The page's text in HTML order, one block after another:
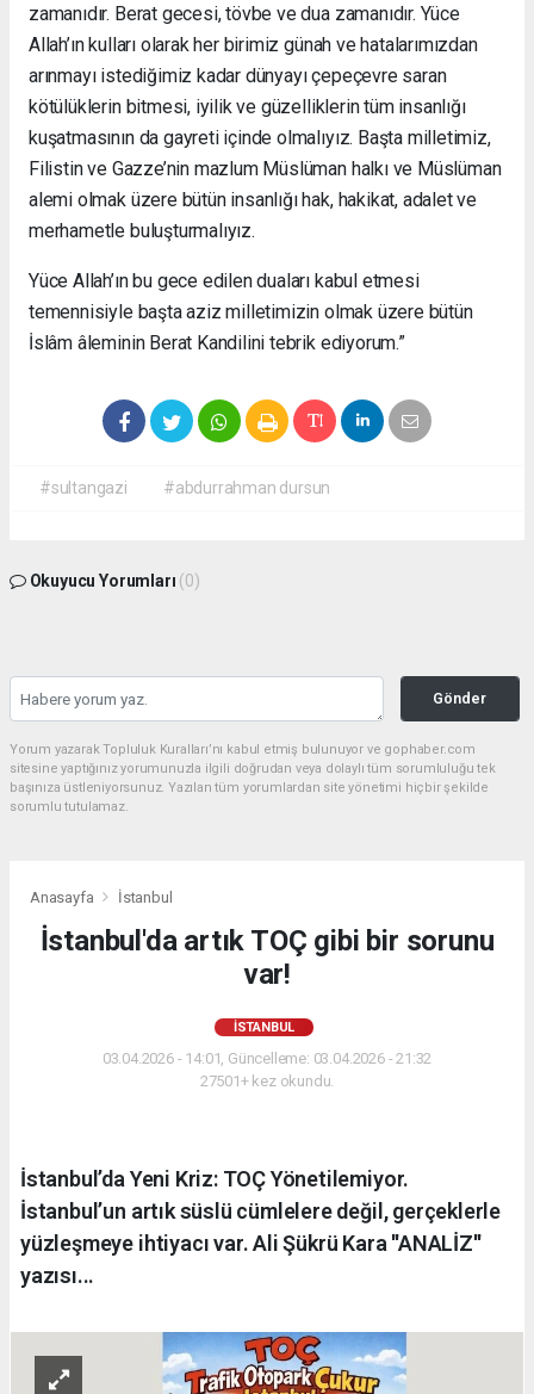
zamanıdır. Berat gecesi, tövbe ve dua zamanıdır. Yüce
Allah’ın kulları olarak her birimiz günah ve hatalarımızdan
arınmayı istediğimiz kadar dünyayı çepeçevre saran
kötülüklerin bitmesi, iyilik ve güzelliklerin tüm insanlığı
kuşatmasının da gayreti içinde olmalıyız. Başta milletimiz,
Filistin ve Gazze’nin mazlum Müslüman halkı ve Müslüman
alemi olmak üzere bütün insanlığı hak, hakikat, adalet ve
merhametle buluşturmalıyız.
Yüce Allah’ın bu gece edilen duaları kabul etmesi
temennisiyle başta aziz milletimizin olmak üzere bütün
İslâm âleminin Berat Kandilini tebrik ediyorum.”
#sultangazi #abdurrahman dursun
Okuyucu Yorumları (0)
Gönder
Yorum yazarak Topluluk Kuralları’nı kabul etmiş bulunuyor ve gophaber.com
sitesine yaptığınız yorumunuzla ilgili doğrudan veya dolaylı tüm sorumluluğu tek
başınıza üstleniyorsunuz. Yazılan tüm yorumlardan site yönetimi hiçbir şekilde
sorumlu tutulamaz.
Anasayfa İstanbul
İstanbul'da artık TOÇ gibi bir sorunu
var!
İSTANBUL
03.04.2026 - 14:01, Güncelleme: 03.04.2026 - 21:32
27501+ kez okundu.
İstanbul’da Yeni Kriz: TOÇ Yönetilemiyor.
İstanbul’un artık süslü cümlelere değil, gerçeklerle
yüzleşmeye ihtiyacı var. Ali Şükrü Kara ''ANALİZ''
yazısı...